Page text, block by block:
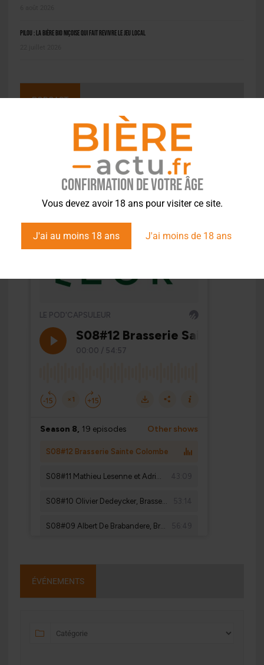
Confirmation de votre âge
Vous devez avoir 18 ans pour visiter ce site.
J'ai au moins 18 ans J'ai moins de 18 ans
Pilou : la bière bio niçoise qui fait revivre le jeu local
PODCAST
ÉVÉNEMENTS